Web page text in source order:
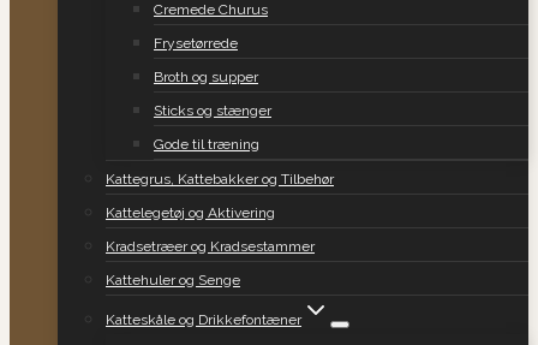
Cremede Churus
Frysetørrede
Broth og supper
Sticks og stænger
Gode til træning
Kattegrus, Kattebakker og Tilbehør
Kattelegetøj og Aktivering
Kradsetræer og Kradsestammer
Kattehuler og Senge
Katteskåle og Drikkefontæner